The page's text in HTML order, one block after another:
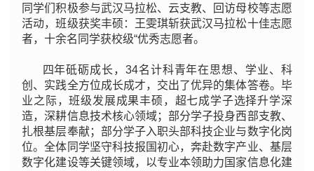
同学们积极参与武汉马拉松、云支教、回访母校等志愿
活动，班级获奖丰硕：王雯琪斩获武汉马拉松十佳志愿
者，十余名同学获校级“优秀志愿者。
四年砥砺成长，34名计科青年在思想、学业、科
创、实践全方位成长成才，交出了优异的集体答卷。毕
业之际，班级发展成果丰硕，超七成学子选择升学深
造，深耕信息技术核心领域；部分学子投身西部支教、
扎根基层奉献；部分学子入职头部科技企业与数字化岗
位。全体同学坚守科技报国初心，奔赴数字产业、基层
数字化建设等关键领域，以专业本领助力国家信息化建